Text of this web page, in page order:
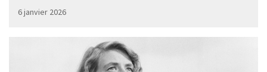
6 janvier 2026